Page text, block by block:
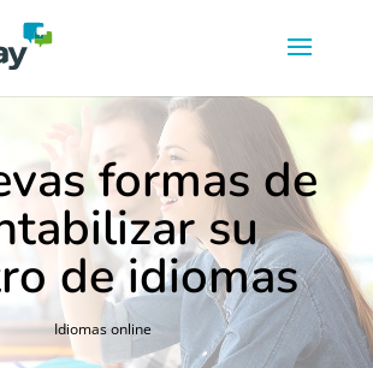
formas de
su
de idiomas
Idiomas online